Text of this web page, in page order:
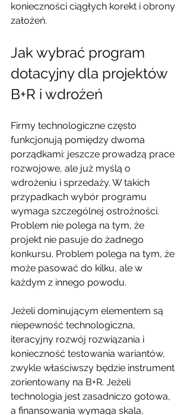
konieczności ciągłych korekt i obrony
założeń.
Jak wybrać program
dotacyjny dla projektów
B+R i wdrożeń
Firmy technologiczne często
funkcjonują pomiędzy dwoma
porządkami: jeszcze prowadzą prace
rozwojowe, ale już myślą o
wdrożeniu i sprzedaży. W takich
przypadkach wybór programu
wymaga szczególnej ostrożności.
Problem nie polega na tym, że
projekt nie pasuje do żadnego
konkursu. Problem polega na tym, że
może pasować do kilku, ale w
każdym z innego powodu.
Jeżeli dominującym elementem są
niepewność technologiczna,
iteracyjny rozwój rozwiązania i
konieczność testowania wariantów,
zwykle właściwszy będzie instrument
zorientowany na B+R. Jeżeli
technologia jest zasadniczo gotowa,
a finansowania wymaga skala,